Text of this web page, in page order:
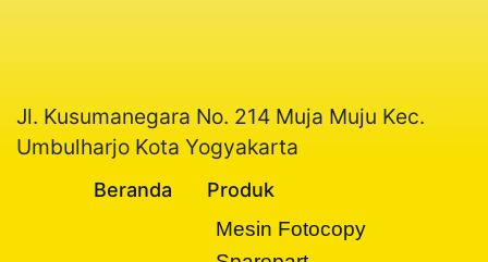
Jl. Kusumanegara No. 214 Muja Muju Kec.
Umbulharjo Kota Yogyakarta
Beranda
Produk
Mesin Fotocopy